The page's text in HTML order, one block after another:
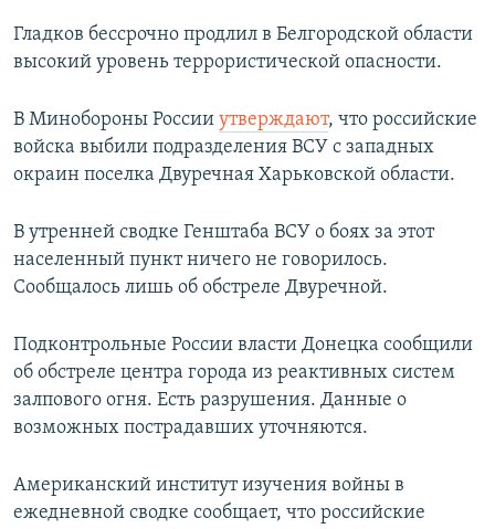
Гладков бессрочно продлил в Белгородской области
высокий уровень террористической опасности.
В Минобороны России утверждают, что российские
войска выбили подразделения ВСУ с западных
окраин поселка Двуречная Харьковской области.
В утренней сводке Генштаба ВСУ о боях за этот
населенный пункт ничего не говорилось.
Сообщалось лишь об обстреле Двуречной.
Подконтрольные России власти Донецка сообщили
об обстреле центра города из реактивных систем
залпового огня. Есть разрушения. Данные о
возможных пострадавших уточняются.
Американский институт изучения войны в
ежедневной сводке сообщает, что российские